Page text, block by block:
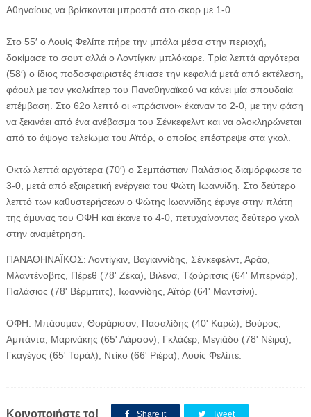
Αθηναίους να βρίσκονται μπροστά στο σκορ με 1-0.
Στο 55′ ο Λουίς Φελίπε πήρε την μπάλα μέσα στην περιοχή,
δοκίμασε το σουτ αλλά ο Λοντίγκιν μπλόκαρε. Τρία λεπτά αργότερα
(58′) ο ίδιος ποδοσφαιριστές έπιασε την κεφαλιά μετά από εκτέλεση,
φάουλ με τον γκολκίπερ του Παναθηναϊκού να κάνει μία σπουδαία
επέμβαση. Στο 62ο λεπτό οι «πράσινοι» έκαναν το 2-0, με την φάση
να ξεκινάει από ένα ανέβασμα του Σένκεφελντ και να ολοκληρώνεται
από το άψογο τελείωμα του Αϊτόρ, ο οποίος επέστρεψε στα γκολ.
Οκτώ λεπτά αργότερα (70′) ο Σεμπάστιαν Παλάσιος διαμόρφωσε το
3-0, μετά από εξαιρετική ενέργεια του Φώτη Ιωαννίδη. Στο δεύτερο
λεπτό των καθυστερήσεων ο Φώτης Ιωαννίδης έφυγε στην πλάτη
της άμυνας του ΟΦΗ και έκανε το 4-0, πετυχαίνοντας δεύτερο γκολ
στην αναμέτρηση.
ΠΑΝΑΘΗΝΑΪΚΟΣ: Λοντίγκιν, Βαγιαννίδης, Σένκεφελντ, Αράο,
Μλαντένοβιτς, Πέρεθ (78' Ζέκα), Βιλένα, Τζούριτσις (64' Μπερνάρ),
Παλάσιος (78' Βέρμπιτς), Ιωαννίδης, Αϊτόρ (64' Μαντσίνι).
ΟΦΗ: Μπάουμαν, Θοράρισον, Πασαλίδης (40' Καρώ), Βούρος,
Αμπάντα, Μαρινάκης (65' Λάρσον), Γκλάζερ, Μεγιάδο (78' Νέιρα),
Γκαγέγος (65' Τοράλ), Ντίκο (66' Ριέρα), Λουίς Φελίπε.
Κοινοποιήστε το! Share it Tweet